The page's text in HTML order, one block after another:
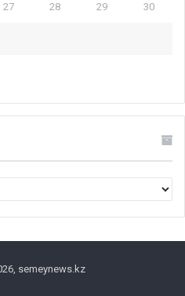
27 28 29 30
semeynews.kz